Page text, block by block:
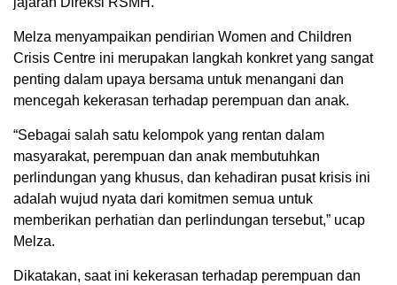
Melza menyampaikan pendirian Women and Children
Crisis Centre ini merupakan langkah konkret yang sangat
penting dalam upaya bersama untuk menangani dan
mencegah kekerasan terhadap perempuan dan anak.
“Sebagai salah satu kelompok yang rentan dalam
masyarakat, perempuan dan anak membutuhkan
perlindungan yang khusus, dan kehadiran pusat krisis ini
adalah wujud nyata dari komitmen semua untuk
memberikan perhatian dan perlindungan tersebut,” ucap
Melza.
Dikatakan, saat ini kekerasan terhadap perempuan dan